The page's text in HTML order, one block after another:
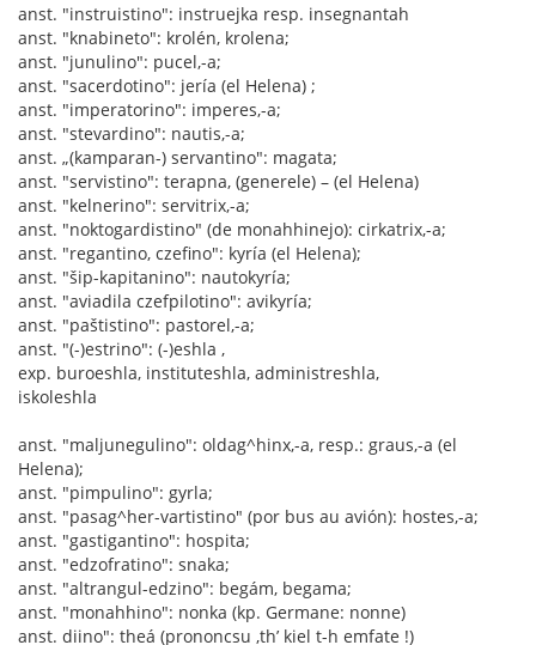
anst. "instruistino": instruejka resp. insegnantah
anst. "knabineto": krolén, krolena;
anst. "junulino": pucel,-a;
anst. "sacerdotino": jería (el Helena) ;
anst. "imperatorino": imperes,-a;
anst. "stevardino": nautis,-a;
anst. „(kamparan-) servantino": magata;
anst. "servistino": terapna, (generele) – (el Helena)
anst. "kelnerino": servitrix,-a;
anst. "noktogardistino" (de monahhinejo): cirkatrix,-a;
anst. "regantino, czefino": kyría (el Helena);
anst. "šip-kapitanino": nautokyría;
anst. "aviadila czefpilotino": avikyría;
anst. "paštistino": pastorel,-a;
anst. "(-)estrino": (-)eshla ,
exp. buroeshla, instituteshla, administreshla,
iskoleshla
anst. "maljunegulino": oldag^hinx,-a, resp.: graus,-a (el
Helena);
anst. "pimpulino": gyrla;
anst. "pasag^her-vartistino" (por bus au avión): hostes,-a;
anst. "gastigantino": hospita;
anst. "edzofratino": snaka;
anst. "altrangul-edzino": begám, begama;
anst. "monahhino": nonka (kp. Germane: nonne)
anst. diino": theá (prononcsu ‚th’ kiel t-h emfate !)